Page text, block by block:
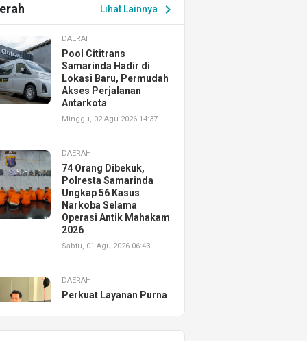
Lihat Lainnya chevron_right
DAERAH
Pool Cititrans
Samarinda Hadir di
Lokasi Baru, Permudah
Akses Perjalanan
Antarkota
Minggu, 02 Agu 2026 14:37
DAERAH
74 Orang Dibekuk,
Polresta Samarinda
Ungkap 56 Kasus
Narkoba Selama
Operasi Antik Mahakam
2026
Sabtu, 01 Agu 2026 06:43
DAERAH
Perkuat Layanan Purna
Resmikan AHASS